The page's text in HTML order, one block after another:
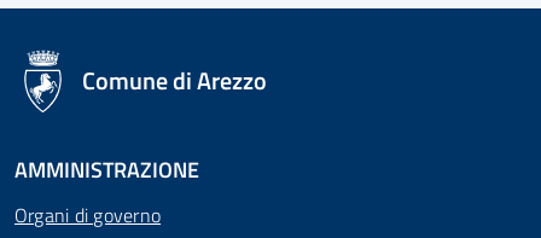
logo Unione Europea
Comune di Arezzo
AMMINISTRAZIONE
Organi di governo